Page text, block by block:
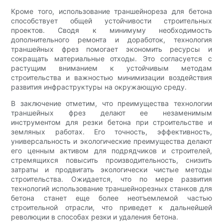
Кроме того, использование траншейнореза для бетона
способствует общей устойчивости строительных
проектов. Сводя к минимуму необходимость
дополнительного ремонта и доработок, технология
траншейных фрез помогает экономить ресурсы и
сокращать материальные отходы. Это согласуется с
растущим вниманием к устойчивым методам
строительства и важностью минимизации воздействия
развития инфраструктуры на окружающую среду.
В заключение отметим, что преимущества технологии
траншейных фрез делают ее незаменимым
инструментом для резки бетона при строительстве и
земляных работах. Его точность, эффективность,
универсальность и экологические преимущества делают
его ценным активом для подрядчиков и строителей,
стремящихся повысить производительность, снизить
затраты и продвигать экологически чистые методы
строительства. Ожидается, что по мере развития
технологий использование траншейнорезных станков для
бетона станет еще более неотъемлемой частью
строительной отрасли, что приведет к дальнейшей
революции в способах резки и удаления бетона.